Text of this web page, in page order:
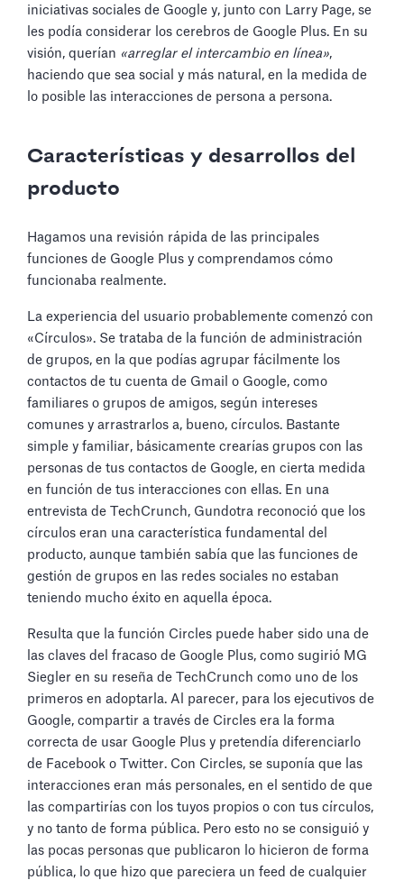
iniciativas sociales de Google y, junto con Larry Page, se
les podía considerar los cerebros de Google Plus. En su
visión, querían «arreglar el intercambio en línea»,
haciendo que sea social y más natural, en la medida de
lo posible las interacciones de persona a persona.
Características y desarrollos del
producto
Hagamos una revisión rápida de las principales
funciones de Google Plus y comprendamos cómo
funcionaba realmente.
La experiencia del usuario probablemente comenzó con
«Círculos». Se trataba de la función de administración
de grupos, en la que podías agrupar fácilmente los
contactos de tu cuenta de Gmail o Google, como
familiares o grupos de amigos, según intereses
comunes y arrastrarlos a, bueno, círculos. Bastante
simple y familiar, básicamente crearías grupos con las
personas de tus contactos de Google, en cierta medida
en función de tus interacciones con ellas. En una
entrevista de TechCrunch, Gundotra reconoció que los
círculos eran una característica fundamental del
producto, aunque también sabía que las funciones de
gestión de grupos en las redes sociales no estaban
teniendo mucho éxito en aquella época.
Resulta que la función Circles puede haber sido una de
las claves del fracaso de Google Plus, como sugirió MG
Siegler en su reseña de TechCrunch como uno de los
primeros en adoptarla. Al parecer, para los ejecutivos de
Google, compartir a través de Circles era la forma
correcta de usar Google Plus y pretendía diferenciarlo
de Facebook o Twitter. Con Circles, se suponía que las
interacciones eran más personales, en el sentido de que
las compartirías con los tuyos propios o con tus círculos,
y no tanto de forma pública. Pero esto no se consiguió y
las pocas personas que publicaron lo hicieron de forma
pública, lo que hizo que pareciera un feed de cualquier